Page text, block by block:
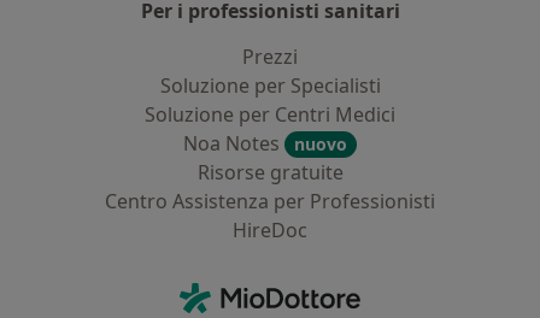
Per i professionisti sanitari
Prezzi
Soluzione per Specialisti
Soluzione per Centri Medici
Noa Notes
nuovo
Risorse gratuite
Centro Assistenza per Professionisti
HireDoc
MioDottore - Homepage